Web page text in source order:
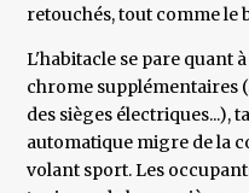
retouchés, tout comme le
L'habitacle se pare quant
chrome supplémentaires
des sièges électriques...),
automatique migre de la
volant sport. Les